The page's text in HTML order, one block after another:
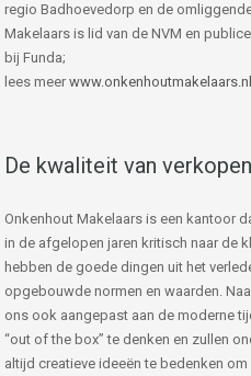
regio Badhoevedorp en de
Makelaars is lid van de NVM en
bij Funda;
lees meer
De kwaliteit van verkopen
Onkenhout Makelaars is een kantoor
in de afgelopen jaren kritisch naar de
hebben de goede dingen uit het
opgebouwde normen en waarden.
ons ook aangepast aan de moderne
“out of the box” te denken en zullen
altijd creatieve ideeën te bedenken